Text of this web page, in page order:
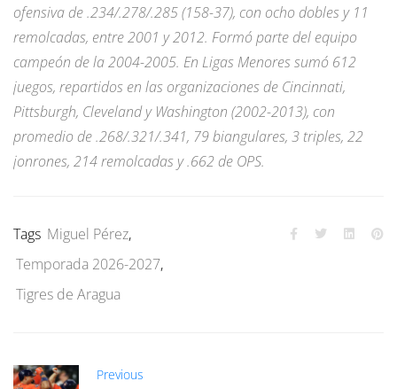
ofensiva de .234/.278/.285 (158-37), con ocho dobles y 11
remolcadas, entre 2001 y 2012. Formó parte del equipo
campeón de la 2004-2005. En Ligas Menores sumó 612
juegos, repartidos en las organizaciones de Cincinnati,
Pittsburgh, Cleveland y Washington (2002-2013), con
promedio de .268/.321/.341, 79 biangulares, 3 triples, 22
jonrones, 214 remolcadas y .662 de OPS.
Tags Miguel Pérez,
Temporada 2026-2027,
Tigres de Aragua
Previous